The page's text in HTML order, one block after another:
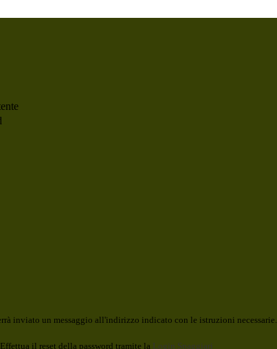
inviato un messaggio all'indirizzo indicato con le istruzioni necessarie.
il reset della password tramite la Login Spaggiari